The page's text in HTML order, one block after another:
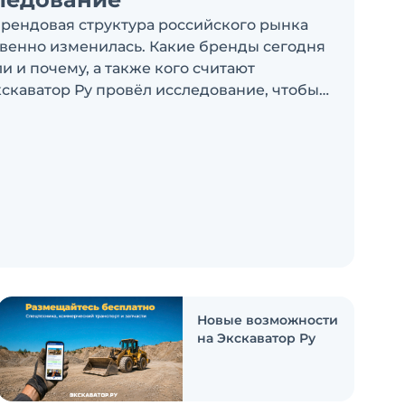
структура российского рынка
изменилась. Какие бренды сегодня
и почему, а также кого считают
Ру провёл исследование, чтобы
Новые возможности
на Экскаватор Ру